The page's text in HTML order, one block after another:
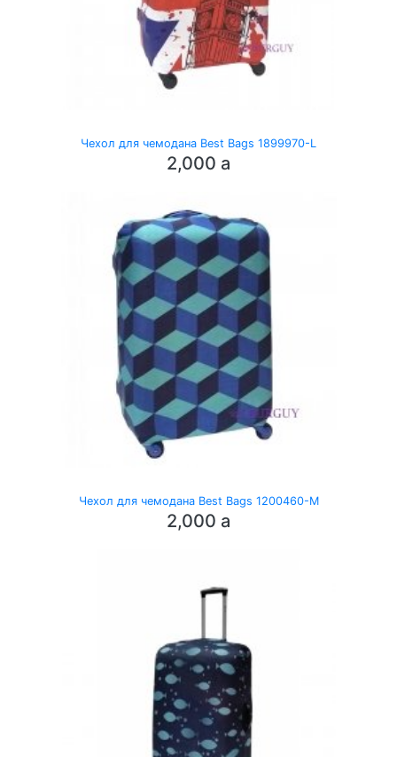
Чехол для чемодана Best Bags 1899970-L
2,000 a
Чехол для чемодана Best Bags 1200460-M
2,000 a